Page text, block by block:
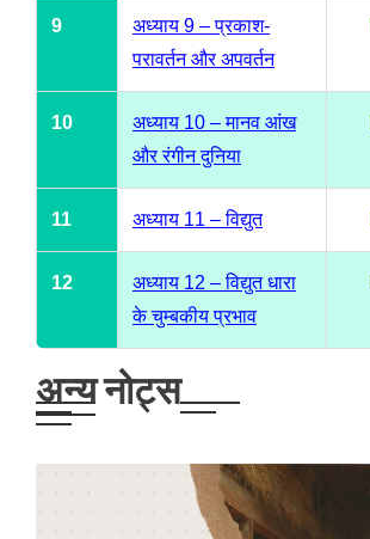
9
अध्याय 9 – प्रकाश-
परावर्तन और अपवर्तन
10
अध्याय 10 – मानव आंख
और रंगीन दुनिया
11 अध्याय 11 – विद्युत
12
अध्याय 12 – विद्युत धारा
के चुम्बकीय प्रभाव
अन्य नोट्स